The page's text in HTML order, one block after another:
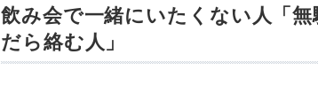
飲み会で一緒にいたくない人「
だら絡む人」